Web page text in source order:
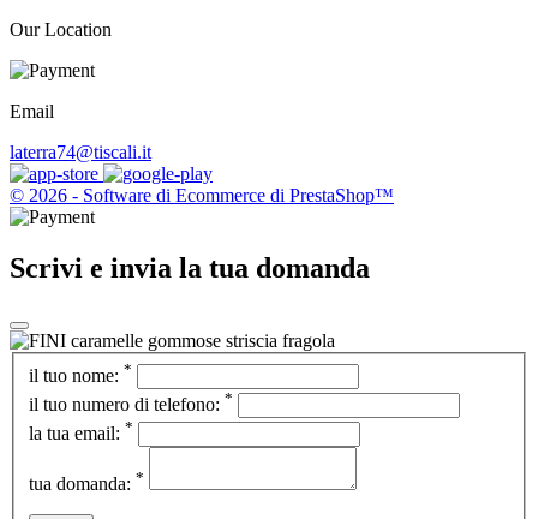
Our Location
Email
laterra74@tiscali.it
© 2026 - Software di Ecommerce di PrestaShop™
Scrivi e invia la tua domanda
il tuo nome: *
il tuo numero di telefono: *
la tua email: *
tua domanda: *